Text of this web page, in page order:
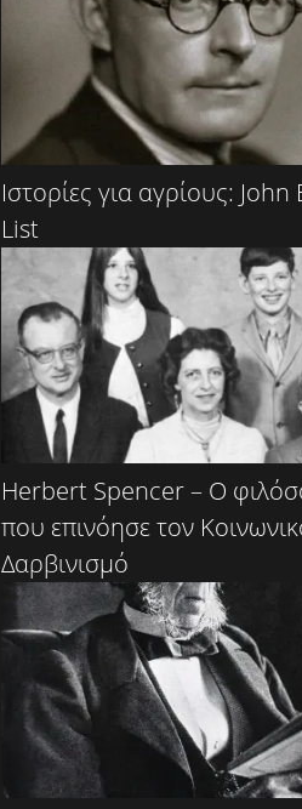
Ιστορίες για αγρίους: John
List
Herbert Spencer – Ο
που επινόησε τον
Δαρβινισμό